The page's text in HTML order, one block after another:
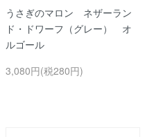
うさぎのマロン ネザーラン
ド・ドワーフ（グレー） オ
ルゴール
3,080円(税280円)